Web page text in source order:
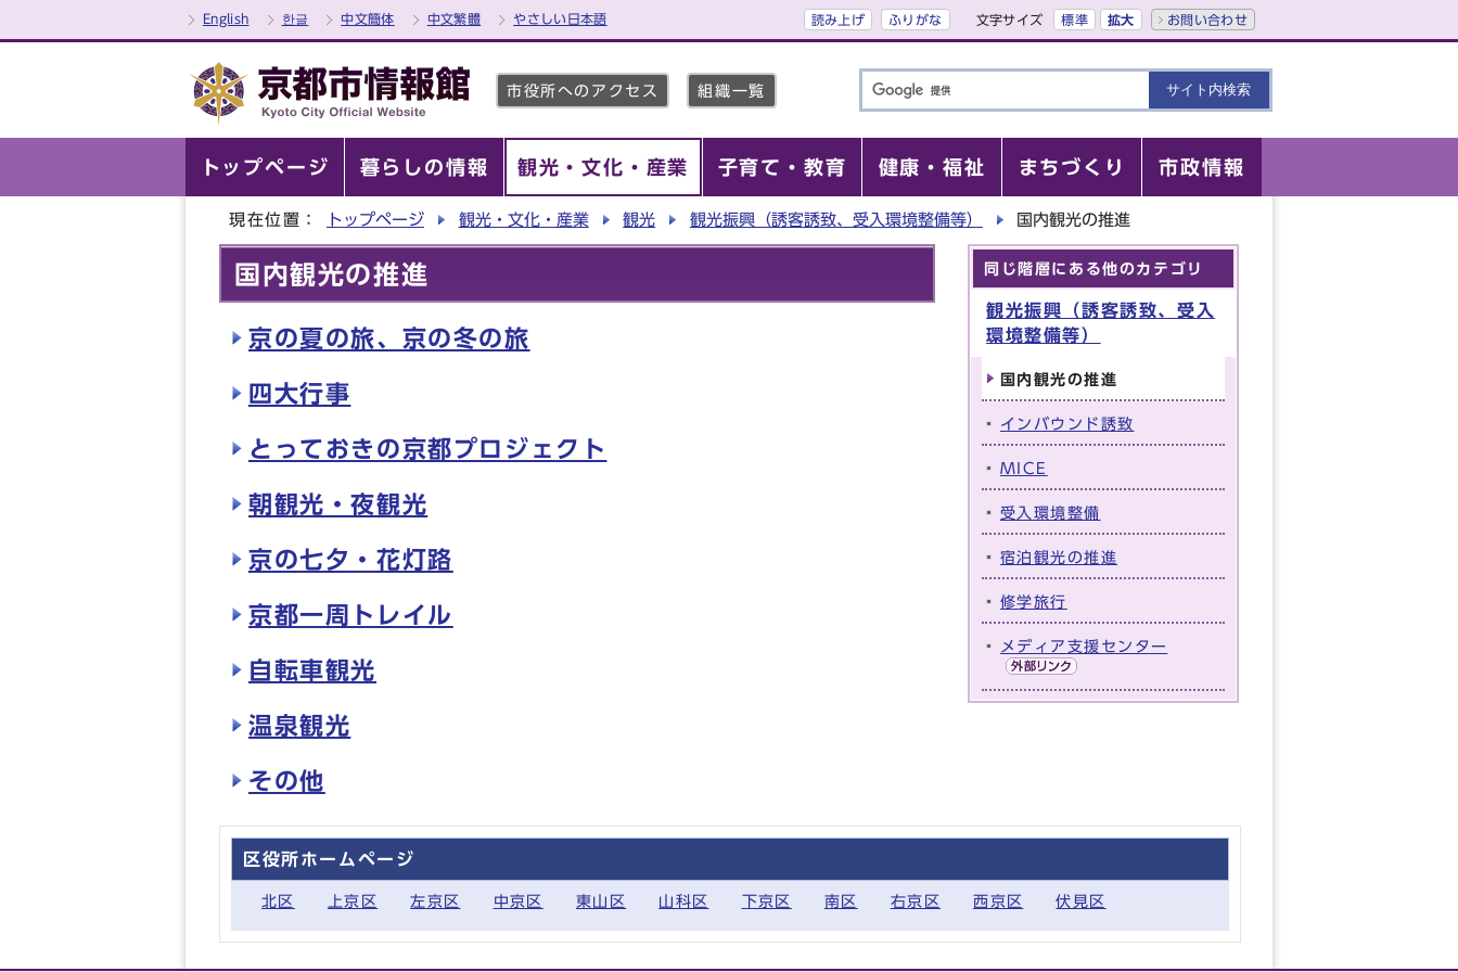
English 한글 中文簡体 中文繁體 やさしい日本語 読み上げ ふりがな 文字サイズ 標準 拡大 お問い合わせ
市役所へのアクセス 組織一覧
トップページ 暮らしの情報 観光・文化・産業 子育て・教育 健康・福祉 まちづくり 市政情報
現在位置： トップページ 観光・文化・産業 観光 観光振興（誘客誘致、受入環境整備等） 国内観光の推進
国内観光の推進
京の夏の旅、京の冬の旅
四大行事
とっておきの京都プロジェクト
朝観光・夜観光
京の七夕・花灯路
京都一周トレイル
自転車観光
温泉観光
その他
同じ階層にある他のカテゴリ
観光振興（誘客誘致、受入
環境整備等）
国内観光の推進
インバウンド誘致
MICE
受入環境整備
宿泊観光の推進
修学旅行
メディア支援センター
区役所ホームページ
北区 上京区 左京区 中京区 東山区 山科区 下京区 南区 右京区 西京区 伏見区